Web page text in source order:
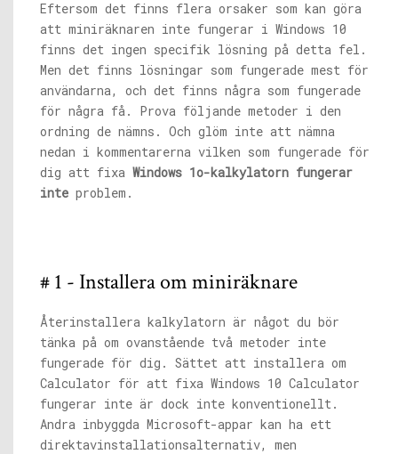
Eftersom det finns flera orsaker som kan göra
att miniräknaren inte fungerar i Windows 10
finns det ingen specifik lösning på detta fel.
Men det finns lösningar som fungerade mest för
användarna, och det finns några som fungerade
för några få. Prova följande metoder i den
ordning de nämns. Och glöm inte att nämna
nedan i kommentarerna vilken som fungerade för
dig att fixa Windows 1o-kalkylatorn fungerar
inte problem.
# 1 - Installera om miniräknare
Återinstallera kalkylatorn är något du bör
tänka på om ovanstående två metoder inte
fungerade för dig. Sättet att installera om
Calculator för att fixa Windows 10 Calculator
fungerar inte är dock inte konventionellt.
Andra inbyggda Microsoft-appar kan ha ett
direktavinstallationsalternativ, men